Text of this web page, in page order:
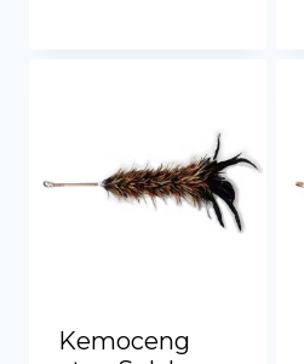
Kemoceng